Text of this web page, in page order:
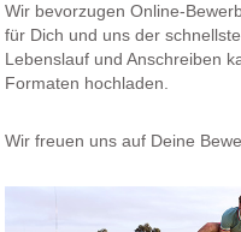
Wir bevorzugen Online-
für Dich und uns der
Lebenslauf und Anschreiben
Formaten hochladen.
Wir freuen uns auf Deine